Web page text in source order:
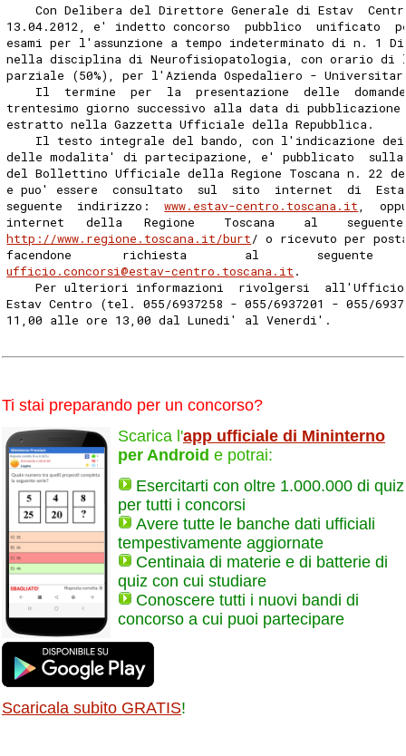
Con Delibera del Direttore Generale di Estav
13.04.2012, e' indetto concorso  pubblico  unificato
esami per l'assunzione a tempo indeterminato di n. 1
nella disciplina di Neurofisiopatologia, con orario di
parziale (50%), per l'Azienda Ospedaliero -
Il  termine  per  la  presentazione  delle
trentesimo giorno successivo alla data di
estratto nella Gazzetta Ufficiale della Repubblica.
Il testo integrale del bando, con l'indicazione
delle modalita' di partecipazione, e' pubblicato
del Bollettino Ufficiale della Regione Toscana n. 22
e puo' essere  consultato  sul  sito  internet  di
seguente  indirizzo: www.estav-centro.toscana.it ,
internet   della   Regione    Toscana    al
http://www.regione.toscana.it/burt/ o ricevuto per
facendone       richiesta        al        seguente
ufficio.concorsi@estav-centro.toscana.it .
Per ulteriori informazioni  rivolgersi
Estav Centro (tel. 055/6937258 - 055/6937201 - 055/
11,00 alle ore 13,00 dal Lunedi' al Venerdi'.
Ti stai preparando per un concorso?
Scarica l'app ufficiale di Mininterno
per Android e potrai:
Esercitarti con oltre 1.000.000 di quiz
per tutti i concorsi
Avere tutte le banche dati ufficiali
tempestivamente aggiornate
Centinaia di materie e di batterie di
quiz con cui studiare
Conoscere tutti i nuovi bandi di
concorso a cui puoi partecipare
Scaricala subito GRATIS!